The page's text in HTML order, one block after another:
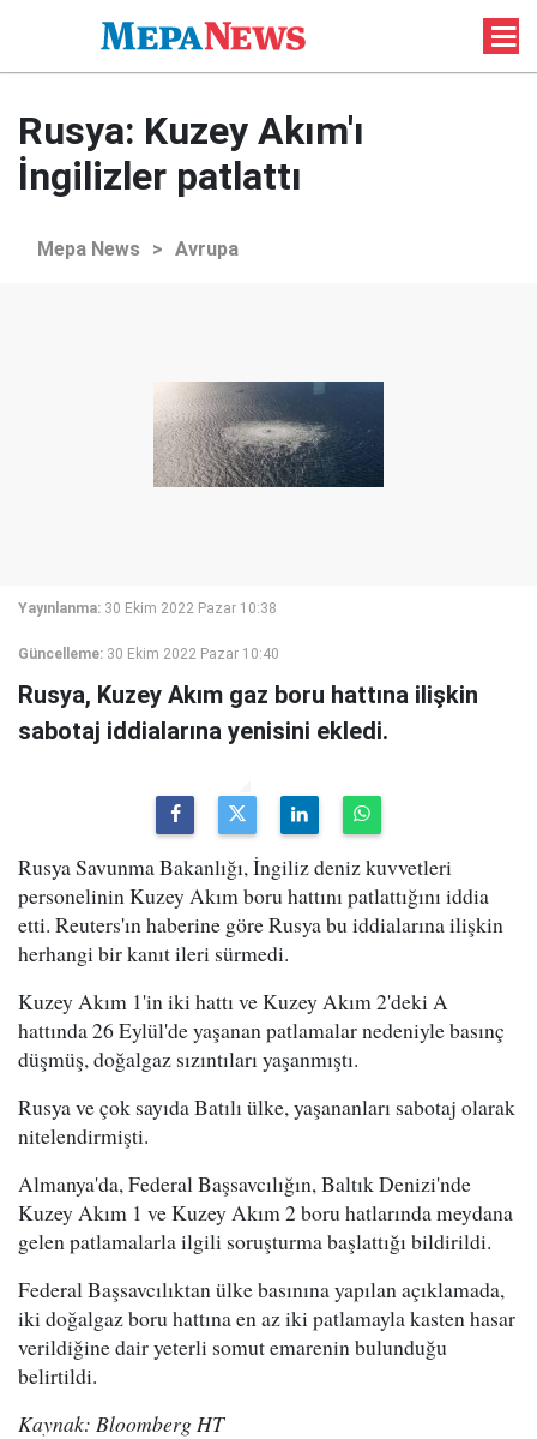
Rusya: Kuzey Akım'ı
İngilizler patlattı
Mepa News > Avrupa
Yayınlanma: 30 Ekim 2022 Pazar 10:38
Güncelleme: 30 Ekim 2022 Pazar 10:40
Rusya, Kuzey Akım gaz boru hattına ilişkin
sabotaj iddialarına yenisini ekledi.
Rusya Savunma Bakanlığı, İngiliz deniz kuvvetleri
personelinin Kuzey Akım boru hattını patlattığını iddia
etti. Reuters'ın haberine göre Rusya bu iddialarına ilişkin
herhangi bir kanıt ileri sürmedi.
Kuzey Akım 1'in iki hattı ve Kuzey Akım 2'deki A
hattında 26 Eylül'de yaşanan patlamalar nedeniyle basınç
düşmüş, doğalgaz sızıntıları yaşanmıştı.
Rusya ve çok sayıda Batılı ülke, yaşananları sabotaj olarak
nitelendirmişti.
Almanya'da, Federal Başsavcılığın, Baltık Denizi'nde
Kuzey Akım 1 ve Kuzey Akım 2 boru hatlarında meydana
gelen patlamalarla ilgili soruşturma başlattığı bildirildi.
Federal Başsavcılıktan ülke basınına yapılan açıklamada,
iki doğalgaz boru hattına en az iki patlamayla kasten hasar
verildiğine dair yeterli somut emarenin bulunduğu
belirtildi.
Kaynak: Bloomberg HT